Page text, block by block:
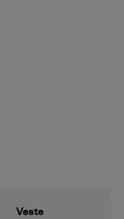
Veste